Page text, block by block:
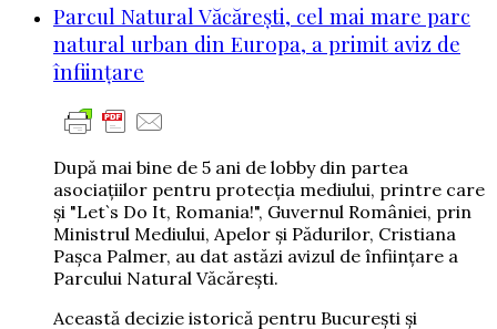
Parcul Natural Văcărești, cel mai mare parc
natural urban din Europa, a primit aviz de
înfiinţare
După mai bine de 5 ani de lobby din partea
asociațiilor pentru protecția mediului, printre care
și "Let`s Do It, Romania!", Guvernul României, prin
Ministrul Mediului, Apelor și Pădurilor, Cristiana
Paşca Palmer, au dat astăzi avizul de înființare a
Parcului Natural Văcărești.
Această decizie istorică pentru București și